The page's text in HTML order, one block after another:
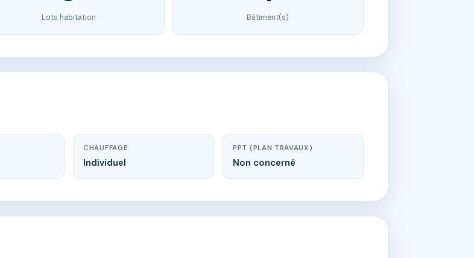
Lots habitation Bâtiment(s)
CHAUFFAGE
Individuel
PPT (PLAN TRAVAUX)
Non concerné